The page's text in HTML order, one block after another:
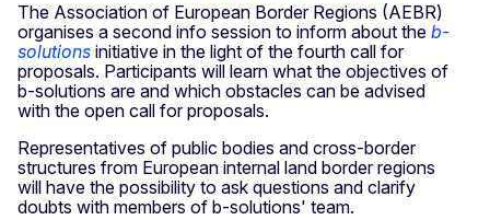
The Association of European Border Regions (AEBR)
organises a second info session to inform about the b-
solutions initiative in the light of the fourth call for
proposals. Participants will learn what the objectives of
b-solutions are and which obstacles can be advised
with the open call for proposals.
Representatives of public bodies and cross-border
structures from European internal land border regions
will have the possibility to ask questions and clarify
doubts with members of b-solutions' team.